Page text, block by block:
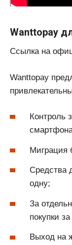
Wanttopay
Ссылка на
Wanttopay
Контроль
Миграция
Средства
одну;
За
покупки
Выход на